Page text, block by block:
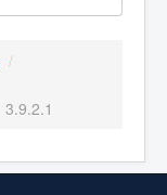
/
3.9.2.1